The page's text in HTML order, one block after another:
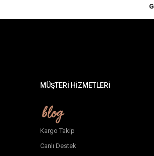
MÜŞTERİ HİZMETLERİ
Kargo Takip
Canlı Destek